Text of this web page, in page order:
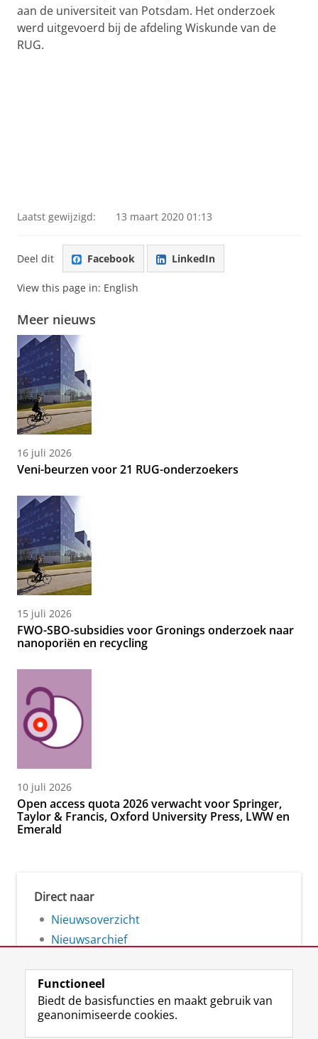
aan de universiteit van Potsdam. Het onderzoek
werd uitgevoerd bij de afdeling Wiskunde van de
RUG.
Laatst gewijzigd: 13 maart 2020 01:13
Deel dit Facebook LinkedIn
View this page in: English
Meer nieuws
16 juli 2026
Veni-beurzen voor 21 RUG-onderzoekers
15 juli 2026
FWO-SBO-subsidies voor Gronings onderzoek naar
nanoporiën en recycling
10 juli 2026
Open access quota 2026 verwacht voor Springer,
Taylor & Francis, Oxford University Press, LWW en
Emerald
Direct naar
Nieuwsoverzicht
Nieuwsarchief
Functioneel
Biedt de basisfuncties en maakt gebruik van
geanonimiseerde cookies.